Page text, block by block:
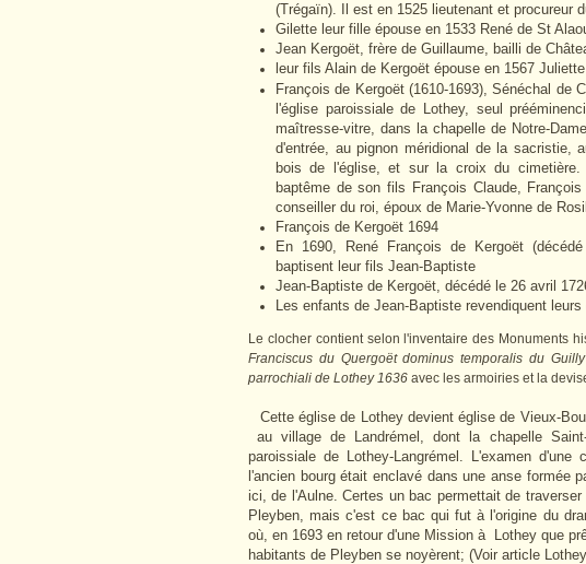
(Trégaïn). Il est en 1525 lieutenant et procureur
Gilette leur fille épouse en 1533 René de St
Jean Kergoët, frère de Guillaume, bailli de
leur fils Alain de Kergoët épouse en 1567
François de Kergoët (1610-1693), Sénéchal de
l'église paroissiale de Lothey, seul
maîtresse-vitre, dans la chapelle de Notre-
d'entrée, au pignon méridional de la sacristie,
bois de l'église, et sur la croix du cimetière.
baptême de son fils François Claude,
conseiller du roi, époux de Marie-Yvonne de
François de Kergoët 1694
En 1690, René François de Kergoët
baptisent leur fils Jean-Baptiste
Jean-Baptiste de Kergoët, décédé le 26 avril
Les enfants de Jean-Baptiste revendiquent
Le clocher contient selon l'inventaire des Monuments
Franciscus du Quergoët dominus temporalis du
parrochiali de Lothey 1636 avec les armoiries et la
Cette église de Lothey devient église de Vieux-
au village de Landrémel, dont la chapelle
paroissiale de Lothey-Langrémel. L'examen
l'ancien bourg était enclavé dans une anse formée
ici, de l'Aulne. Certes un bac permettait de
Pleyben, mais c'est ce bac qui fut à l'origine du
où, en 1693 en retour d'une Mission à Lothey que
habitants de Pleyben se noyèrent; (Voir article